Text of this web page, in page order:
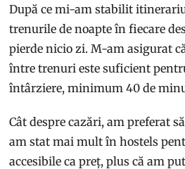
După ce mi-am stabilit
trenurile de noapte în fiecare
pierde nicio zi. M-am asigurat
între trenuri este suficient
întârziere, minimum 40 de
Cât despre cazări, am preferat
am stat mai mult în hostels
accesibile ca preț, plus că am